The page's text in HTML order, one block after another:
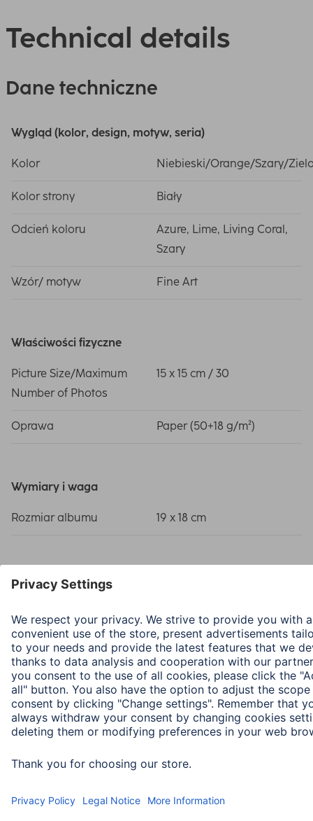
Technical details
Dane techniczne
Wygląd (kolor, design, motyw, seria)
Kolor Niebieski/Orange/Szary/
Kolor strony Biały
Odcień koloru
Azure, Lime, Living Coral,
Szary
Wzór/ motyw Fine Art
Właściwości fizyczne
Picture Size/Maximum
Number of Photos
15 x 15 cm / 30
Oprawa Paper (50+18 g/m²)
Wymiary i waga
Rozmiar albumu 19 x 18 cm
Wybierz kraj
O firmie
Bezpieczeństwo i ochrona danych
Deklaracja dostępności